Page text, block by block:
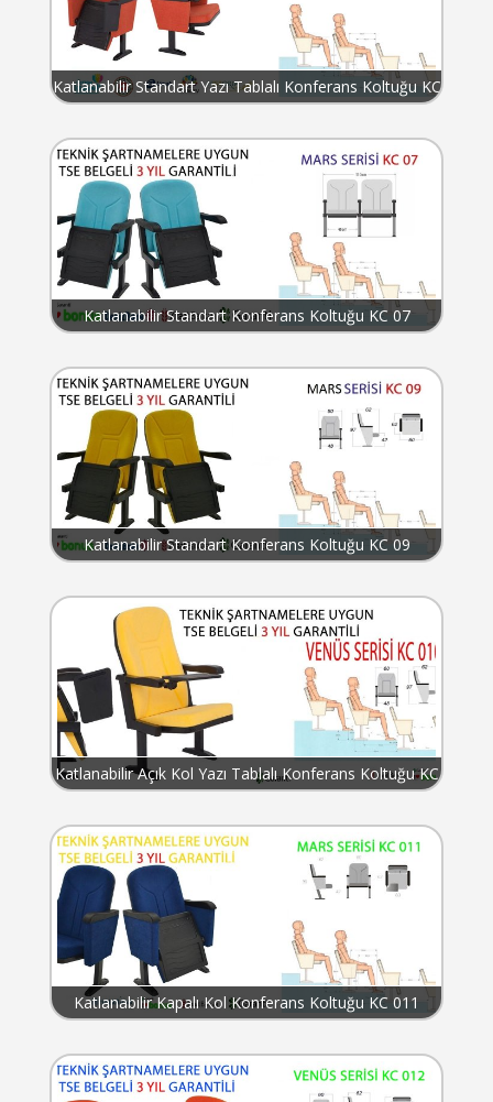
Katlanabilir Standart Yazı Tablalı Konferans Koltuğu KC
Katlanabilir Standart Konferans Koltuğu KC 07
Katlanabilir Standart Konferans Koltuğu KC 09
Katlanabilir Açık Kol Yazı Tablalı Konferans Koltuğu KC
Katlanabilir Kapalı Kol Konferans Koltuğu KC 011